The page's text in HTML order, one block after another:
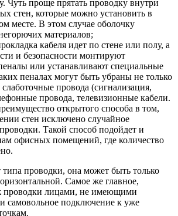
Чуть проще прятать проводку внутри
стен, которые можно установить в
месте. В этом случае оболочку
материалов;
кабеля идет по стене или полу, а
и безопасности монтируют
или устанавливают специальные
пеналах могут быть убраны не только
провода (сигнализация,
провода, телевизионные кабели.
открытого способа в том,
стен исключено случайное
Такой способ подойдет и
офисных помещений, где количество
проводки, она может быть только
Самое же главное,
проводки лицами, не имеющими
самовольное подключение к уже